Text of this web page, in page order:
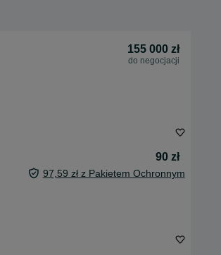
155 000 zł
do negocjacji
90 zł
97,59 zł z Pakietem Ochronnym